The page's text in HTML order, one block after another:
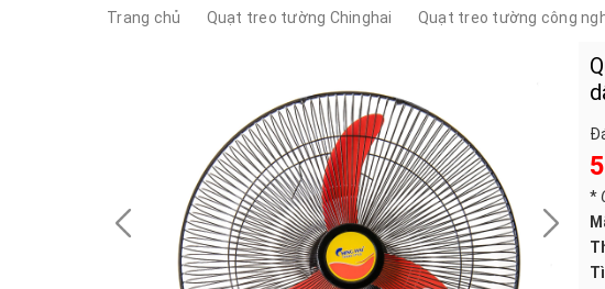
Trang chủ Quạt treo tường Chinghai Quạt treo tường công
*